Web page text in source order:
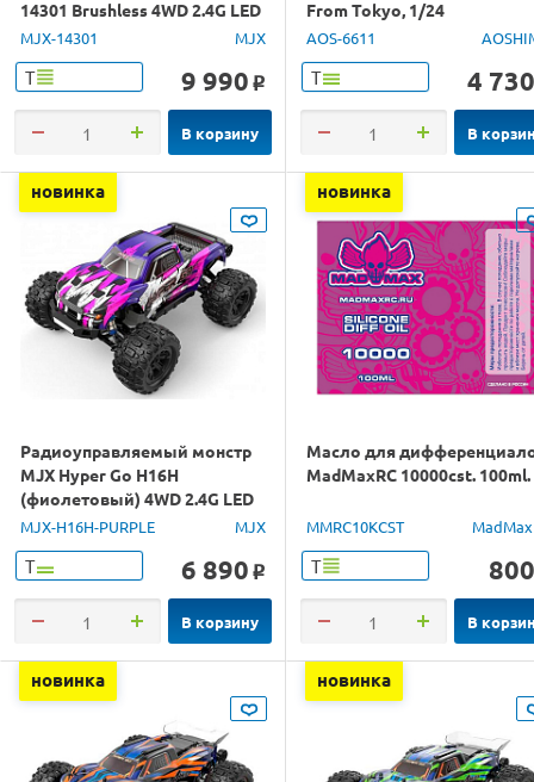
14301 Brushless 4WD 2.4G LED
1/14 RTR
MJX-14301 MJX
Т 9 990 o
В корзину
From Tokyo, 1/24
AOS-6611
Т 4 730
В
новинка
Радиоуправляемый монстр
MJX Hyper Go H16H
(фиолетовый) 4WD 2.4G LED
GPS 1/16 RTR
MJX-H16H-PURPLE MJX
Т 6 890 o
В корзину
новинка
Масло для
MadMaxRC 10000cst. 100ml.
MMRC10KCST
Т 800
В
новинка новинка